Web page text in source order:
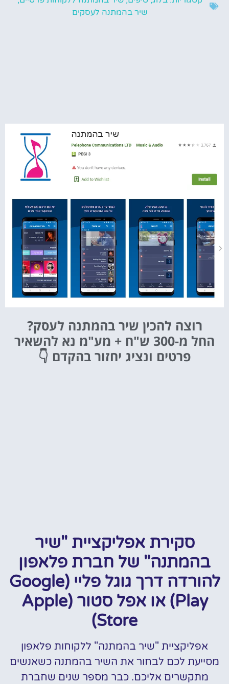
שיר בהמתנה לעסקים
רוצה להכין שיר בהמתנה לעסק?
החל מ-300 ש"ח + מע"מ
נא להשאיר
פרטים ונציג יחזור בהקדם 👇
סקירת אפליקציית "שיר
בהמתנה" של חברת פלאפון
להורדה דרך גוגל פליי (Google
Play) או אפל סטור (Apple
Store)
אפליקציית "שיר בהמתנה" ללקוחות פלאפון
מסייעת לכם לבחור את השיר בהמתנה כשאנשים
מתקשרים אליכם. כבר מספר שנים שחברת